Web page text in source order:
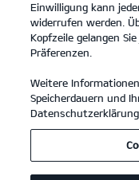
Einwilligung kann
widerrufen werden.
Kopfzeile gelangen
Präferenzen.
Weitere
Speicherdauern und
Datenschutzerklärung.